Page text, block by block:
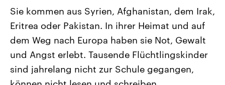
Landtagswahl Sachsen-Anhalt
2026
Alle Informationen
Sachsen-Anhalt wählt am 6.
September 2026 einen neuen
Landtag. Seit 2021 wird das
Bundesland von einer Koalition aus
USA
Aktuelle Beiträge,
Hintergründe
Wirtschaftlich und
gehören die Vereinigten
den mächtigsten Ländern
mit großem Einfluss auf
Sie kommen aus Syrien, Afghanistan, dem Irak,
Eritrea oder Pakistan. In ihrer Heimat und auf
dem Weg nach Europa haben sie Not, Gewalt
und Angst erlebt. Tausende Flüchtlingskinder
sind jahrelang nicht zur Schule gegangen,